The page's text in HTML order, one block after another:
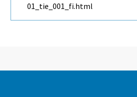
01_tie_001_fi.html